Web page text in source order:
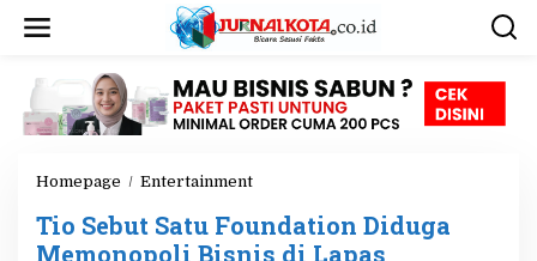
Homepage / Entertainment
o
S
Tio Sebut Satu Foundation Diduga
Memonopoli Bisnis di Lapas